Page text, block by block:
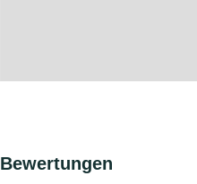
Bewertungen